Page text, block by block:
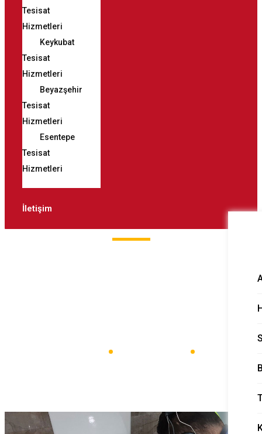
Tesisat
Hizmetleri
Keykubat
Tesisat
Hizmetleri
Beyazşehir
Tesisat
Hizmetleri
Esentepe
Tesisat
Hizmetleri
İletişim